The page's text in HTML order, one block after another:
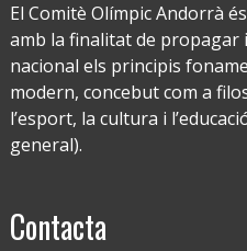
El Comitè Olímpic Andorrà
amb la finalitat de propagar
nacional els principis
modern, concebut com a
l’esport, la cultura i
general).
Contacta